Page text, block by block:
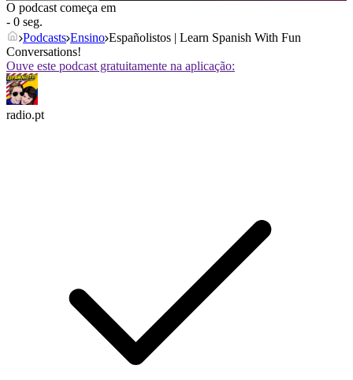
O podcast começa em
- 0 seg.
Podcasts Ensino Españolistos | Learn Spanish With Fun
Conversations!
Ouve este podcast gratuitamente na aplicação:
radio.pt